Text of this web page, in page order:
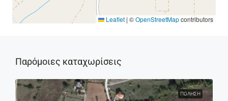
Leaflet | ©OpenStreetMapcontributors
Παρόμοιες καταχωρίσεις
ΠΏΛΗΣΗ